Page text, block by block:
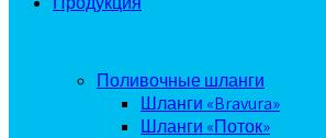
Поливочные шланги
Шланги «Bravura»
Шланги «Поток»